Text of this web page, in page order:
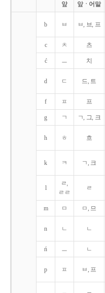
앞
앞ㆍ어말
b ㅂ ㅂ, 브, 프
c ㅊ 츠
ć ㅡ 치
d ㄷ 드, 트
f ㅍ 프
g ㄱ ㄱ, 그, 크
h ㅎ 흐
k ㅋ ㄱ, 크
l
ㄹ,
ㄹㄹ
ㄹ
m ㅁ ㅁ, 므
n ㄴ ㄴ
ń ㅡ ㄴ
p ㅍ ㅂ, 프